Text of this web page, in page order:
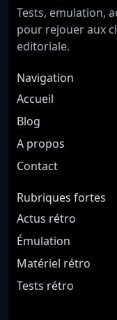
Tests, emulation,
pour rejouer aux
editoriale.
Navigation
Accueil
Blog
A propos
Contact
Rubriques fortes
Actus rétro
Émulation
Matériel rétro
Tests rétro